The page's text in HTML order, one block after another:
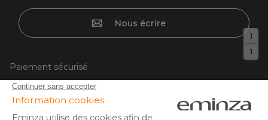
1
1
Nous écrire
Paiement sécurisé